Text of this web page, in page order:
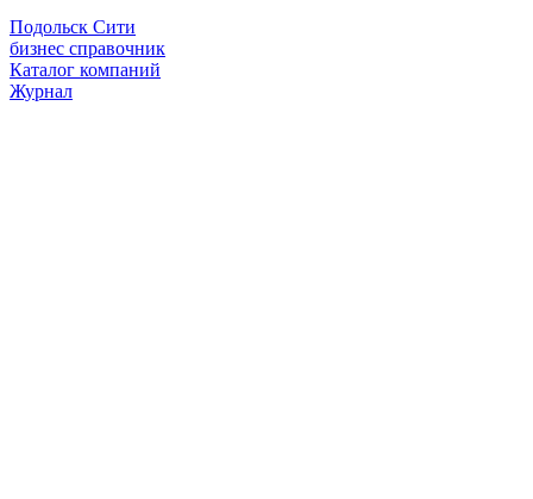
Подольск Сити
бизнес справочник
Каталог компаний
Журнал